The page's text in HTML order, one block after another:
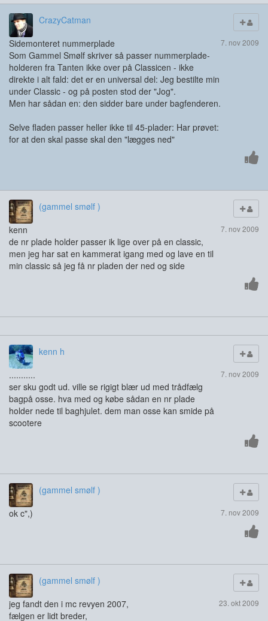
CrazyCatman
7. nov 2009
Sidemonteret nummerplade
Som Gammel Smølf skriver så passer nummerplade-
holderen fra Tanten ikke over på Classicen - ikke
direkte i alt fald: det er en universal del: Jeg bestilte min
under Classic - og på posten stod der "Jog".
Men har sådan en: den sidder bare under bagfenderen.
Selve fladen passer heller ikke til 45-plader: Har prøvet:
for at den skal passe skal den "lægges ned"
(gammel smølf )
7. nov 2009
kenn
de nr plade holder passer ik lige over på en classic,
men jeg har sat en kammerat igang med og lave en til
min classic så jeg få nr pladen der ned og side
kenn h
7. nov 2009
...........
ser sku godt ud. ville se rigigt blær ud med trådfælg
bagpå osse. hva med og købe sådan en nr plade
holder nede til baghjulet. dem man osse kan smide på
scootere
(gammel smølf )
7. nov 2009
ok c",)
(gammel smølf )
23. okt 2009
jeg fandt den i mc revyen 2007,
fælgen er lidt breder,